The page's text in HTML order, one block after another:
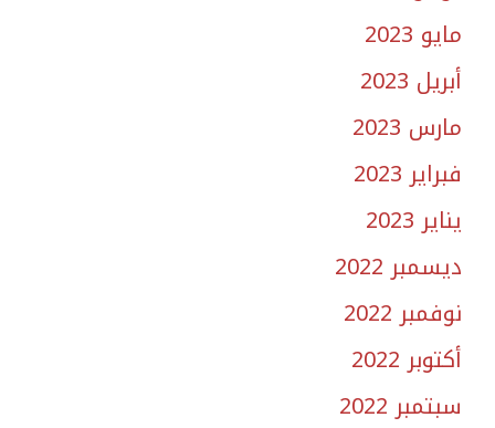
مايو 2023
أبريل 2023
مارس 2023
فبراير 2023
يناير 2023
ديسمبر 2022
نوفمبر 2022
أكتوبر 2022
سبتمبر 2022